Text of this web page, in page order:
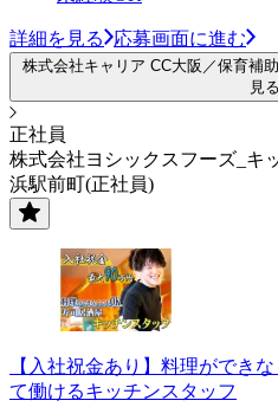
詳細を見る 応募画面に進む
株式会社キャリア CC大阪／保育補
見る
正社員
株式会社ヨシックスフーズ_キ
浜駅前町(正社員)
【入社祝金あり】料理ができ
て働けるキッチンスタッフ